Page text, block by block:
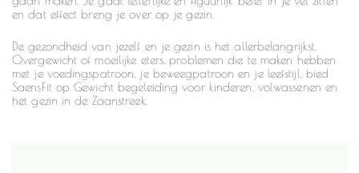
en dat effect breng je over op je gezin.
De gezondheid van jezelf en je gezin is het allerbelangrijkst.
Overgewicht of moeilijke eters, problemen die te maken hebben
met je voedingspatroon, je beweegpatroon en je leefstijl, bied
SaensFit op Gewicht begeleiding voor kinderen, volwassenen en
het gezin in de Zaanstreek.